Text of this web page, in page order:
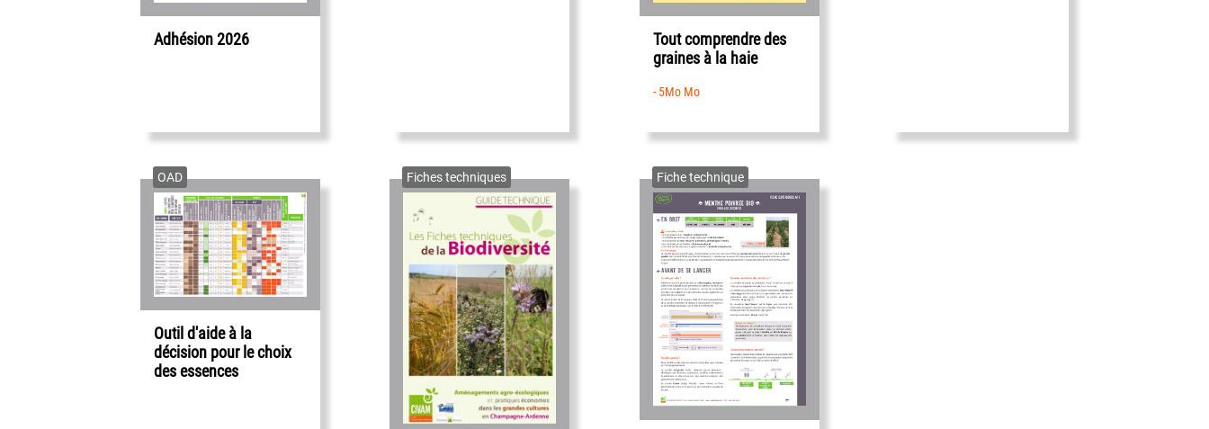
Adhésion 2026
Tout comprendre des
graines à la haie
- 5Mo Mo
OAD
Outil d'aide à la
décision pour le choix
des essences
Fiches techniques Fiche technique